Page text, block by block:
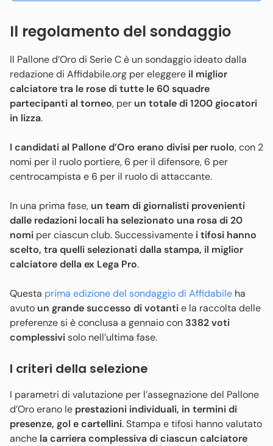
Il regolamento del sondaggio
Il Pallone d’Oro di Serie C è un sondaggio ideato dalla
redazione di Affidabile.org per eleggere il miglior
calciatore tra le rose di tutte le 60 squadre
partecipanti al torneo, per un totale di 1200 giocatori
in lizza.
I candidati al Pallone d’Oro erano divisi per ruolo, con 2
nomi per il ruolo portiere, 6 per il difensore, 6 per
centrocampista e 6 per il ruolo di attaccante.
In una prima fase, un team di giornalisti provenienti
dalle redazioni locali ha selezionato una rosa di 20
nomi per ciascun club. Successivamente i tifosi hanno
scelto, tra quelli selezionati dalla stampa, il miglior
calciatore della ex Lega Pro.
Questa prima edizione del sondaggio di Affidabile ha
avuto un grande successo di votantie la raccolta delle
preferenze si è conclusa a gennaio con 3382 voti
complessivisolo nell’ultima fase.
I criteri della selezione
I parametri di valutazione per l’assegnazione del Pallone
d’Oro erano le prestazioni individuali, in termini di
presenze, gol e cartellini. Stampa e tifosi hanno valutato
anche la carriera complessiva di ciascun calciatore